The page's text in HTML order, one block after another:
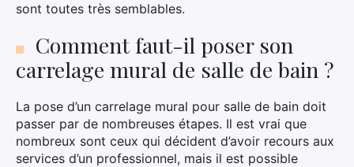
sont toutes très semblables.
Comment faut-il poser son
carrelage mural de salle de bain ?
La pose d’un carrelage mural pour salle de bain doit
passer par de nombreuses étapes. Il est vrai que
nombreux sont ceux qui décident d’avoir recours aux
services d’un professionnel, mais il est possible